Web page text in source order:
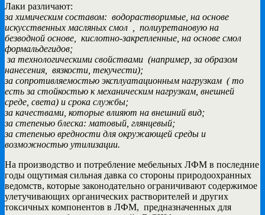
Лаки различают:
за химическим составом: водорастворимые, на основе
искусственных масляных смол , полиуретановую на
безводной основе, кислотно-закрепленные, на основе смол
формальдегидов;
за технологическими свойствами (например, за образом
нанесения, вязкости, текучести);
за сопротивляемостью эксплуатационным нагрузкам ( то
есть за стойкостью к механическим нагрузкам, внешней
среде, света) и срока службы;
за качествами, которые влияют на внешний вид;
за степенью блеска: матовый, глянцевый;
за степенью вредности для окружающей среды и
возможностью утилизации.
На производство и потребление мебельных ЛФМ в последние
годы ощутимая сильная давка со стороны природоохранных
ведомств, которые законодательно ограничивают содержимое
улетучивающих органических растворителей и других
токсичных компонентов в ЛФМ, предназначенных для